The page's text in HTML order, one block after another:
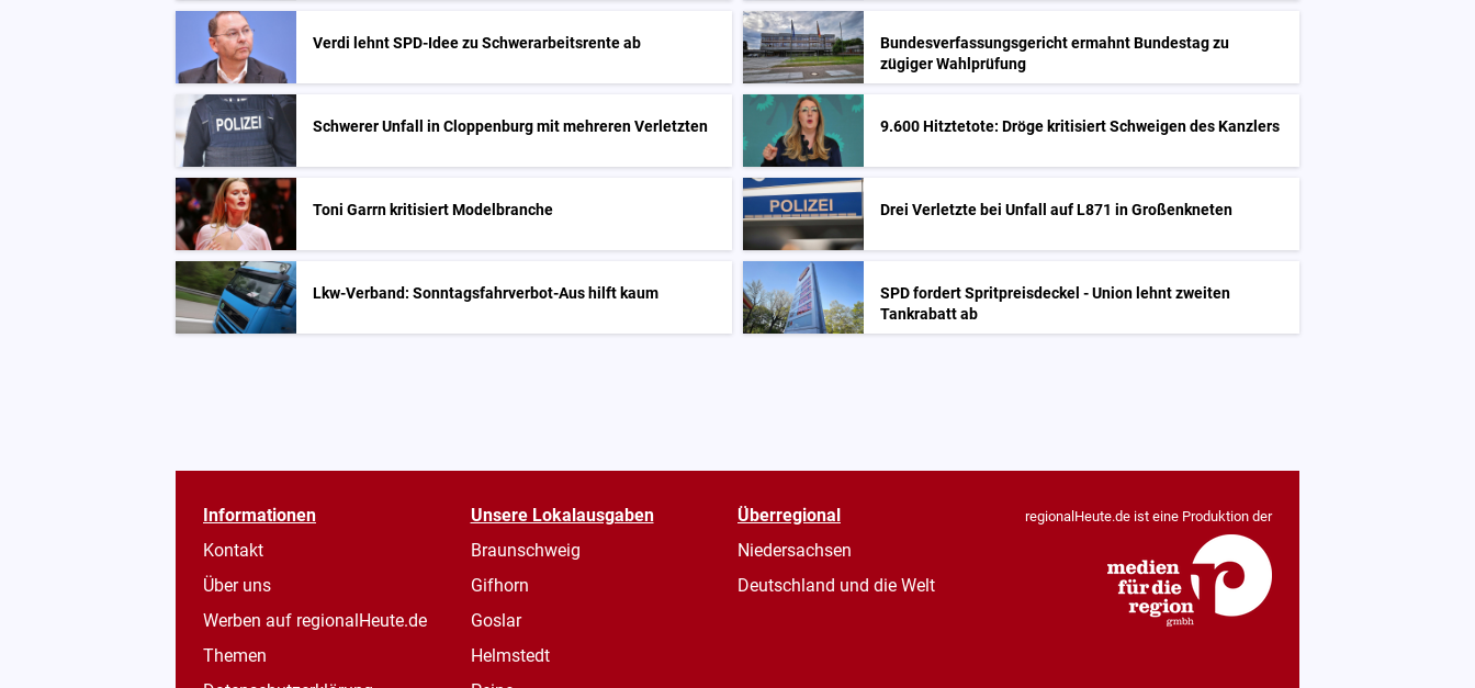
Verdi lehnt SPD-Idee zu Schwerarbeitsrente ab
Bundesverfassungsgericht ermahnt Bundestag zu
zügiger Wahlprüfung
Schwerer Unfall in Cloppenburg mit mehreren Verletzten 9.600 Hitztetote: Dröge kritisiert Schweigen des Kanzlers
Toni Garrn kritisiert Modelbranche Drei Verletzte bei Unfall auf L871 in Großenkneten
Lkw-Verband: Sonntagsfahrverbot-Aus hilft kaum
SPD fordert Spritpreisdeckel - Union lehnt zweiten
Tankrabatt ab
Informationen
Kontakt
Über uns
Werben auf regionalHeute.de
Themen
Unsere Lokalausgaben
Braunschweig
Gifhorn
Goslar
Helmstedt
Überregional
Niedersachsen
Deutschland und die Welt
regionalHeute.de ist eine Produktion der